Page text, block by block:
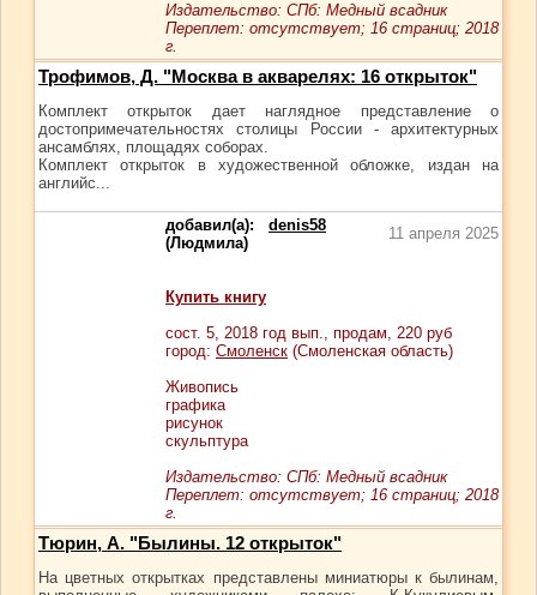
Издательство: СПб: Медный всадник
Переплет: отсутствует; 16 страниц; 2018
г.
Трофимов, Д. "Москва в акварелях: 16 открыток"
Комплект открыток дает наглядное представление о
достопримечательностях столицы России - архитектурных
ансамблях, площадях соборах.
Комплект открыток в художественной обложке, издан на
английс...
добавил(а): denis58
(Людмила)
11 апреля 2025
Купить книгу
сост. 5, 2018 год вып., продам, 220 руб
город: Смоленск (Смоленская область)
Живопись
графика
рисунок
скульптура
Издательство: СПб: Медный всадник
Переплет: отсутствует; 16 страниц; 2018
г.
Тюрин, А. "Былины. 12 открыток"
На цветных открытках представлены миниатюры к былинам,